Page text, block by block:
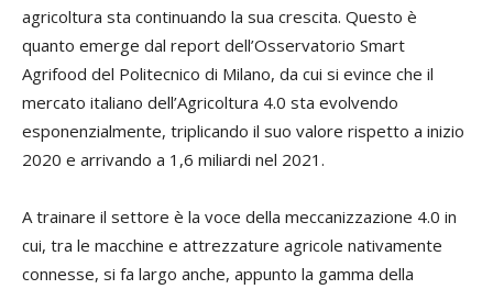
agricoltura sta continuando la sua crescita. Questo è
quanto emerge dal report dell’Osservatorio Smart
Agrifood del Politecnico di Milano, da cui si evince che il
mercato italiano dell’Agricoltura 4.0 sta evolvendo
esponenzialmente, triplicando il suo valore rispetto a inizio
2020 e arrivando a 1,6 miliardi nel 2021.
A trainare il settore è la voce della meccanizzazione 4.0 in
cui, tra le macchine e attrezzature agricole nativamente
connesse, si fa largo anche, appunto la gamma della